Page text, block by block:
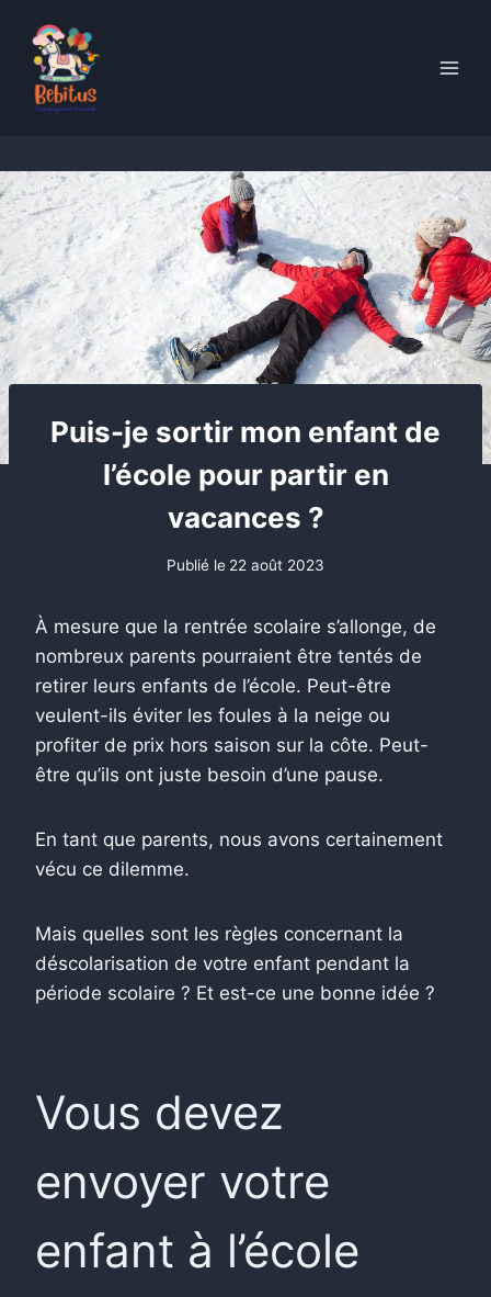
content
Puis-je sortir mon enfant de
l’école pour partir en
vacances ?
Publié le 22 août 2023
À mesure que la rentrée scolaire s’allonge, de
nombreux parents pourraient être tentés de
retirer leurs enfants de l’école. Peut-être
veulent-ils éviter les foules à la neige ou
profiter de prix hors saison sur la côte. Peut-
être qu’ils ont juste besoin d’une pause.
En tant que parents, nous avons certainement
vécu ce dilemme.
Mais quelles sont les règles concernant la
déscolarisation de votre enfant pendant la
période scolaire ? Et est-ce une bonne idée ?
Vous devez
envoyer votre
enfant à l’école